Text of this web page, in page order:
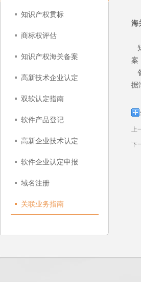
知识产权贯标
商标权评估
知识产权海关备案
高新技术企业认定
双软认定指南
软件产品登记
高新企业技术认定
软件企业认定申报
域名注册
关联业务指南
海
案
据
上
下